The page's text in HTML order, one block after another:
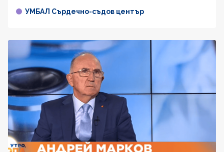
УМБАЛ Сърдечно-съдов център